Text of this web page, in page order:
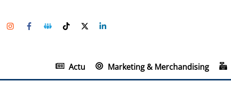
to
InstagramFacebookGroupe
Facebook
TikTokTwitter
Actu Marketing & Merchandising